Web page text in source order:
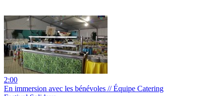
2:00
En immersion avec les bénévoles // Équipe Catering